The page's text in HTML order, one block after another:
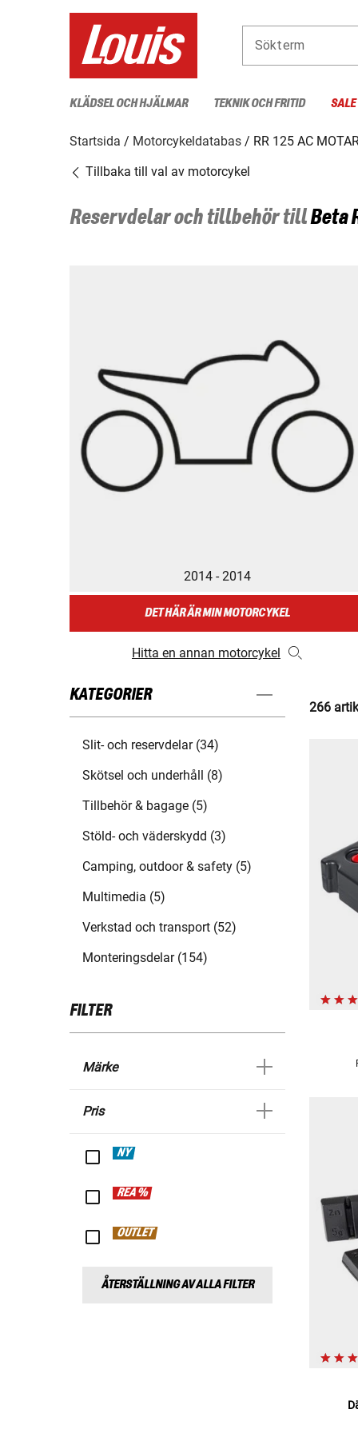
Sökterm
KLÄDSEL OCH HJÄLMAR TEKNIK OCH FRITID
Startsida Motorcykeldatabas
RR 125 AC
Tillbaka till val av motorcykel
Reservdelar och tillbehör tillBeta
2014 - 2014
DET HÄR ÄR MIN MOTORCYKEL
Hitta en annan motorcykel
KATEGORIER
Slit- och reservdelar (34)
Skötsel och underhåll (8)
Tillbehör & bagage (5)
Stöld- och väderskydd (3)
Camping, outdoor & safety (5)
Multimedia (5)
Verkstad och transport (52)
Monteringsdelar (154)
FILTER
Märke
Pris
NY
REA %
OUTLET
ÅTERSTÄLLNING AV ALLA FILTER
266